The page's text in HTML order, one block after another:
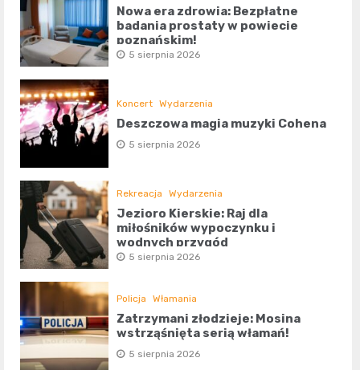
Nowa era zdrowia: Bezpłatne
badania prostaty w powiecie
poznańskim!
5 sierpnia 2026
Koncert Wydarzenia
Deszczowa magia muzyki Cohena
5 sierpnia 2026
Rekreacja Wydarzenia
Jezioro Kierskie: Raj dla
miłośników wypoczynku i
wodnych przygód
5 sierpnia 2026
Policja Włamania
Zatrzymani złodzieje: Mosina
wstrząśnięta serią włamań!
5 sierpnia 2026